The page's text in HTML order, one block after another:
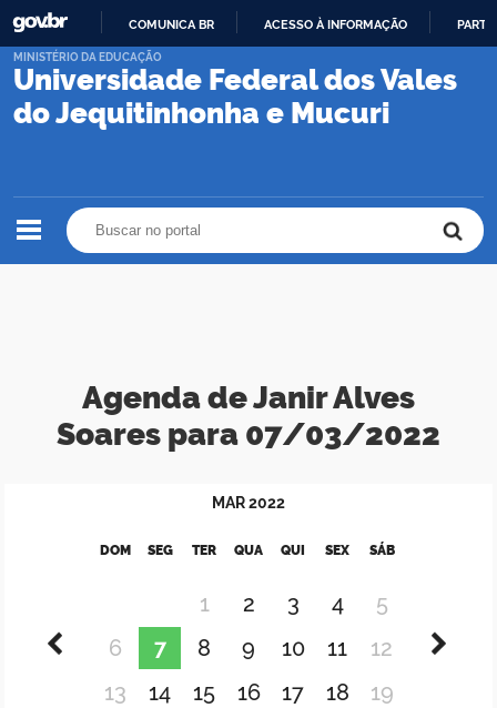
PARA
CONTEÚDO
COMUNICA BR ACESSO À INFORMAÇÃO
Universidade Federal dos Vales
do Jequitinhonha e Mucuri
MINISTÉRIO DA EDUCAÇÃO
Agenda de Janir Alves
Soares para 07/03/2022
MAR2022
DOM SEG TER QUA QUI SEX SÁB
1 2 3 4
5
6
7 8 9 10 11
12
13
14 15 16 17 18
19